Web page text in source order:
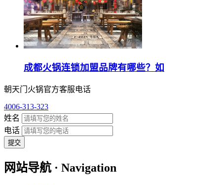
成都火锅连锁加盟品牌有哪些？如
朝天门火锅官方客服电话
4006-313-323
姓名
电话
提交
网站导航 · Navigation